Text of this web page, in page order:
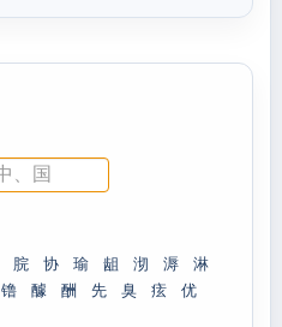
脘 协 瑜 龃 沏 溽
淋
镥 醵 酬 先 臭 痃
优